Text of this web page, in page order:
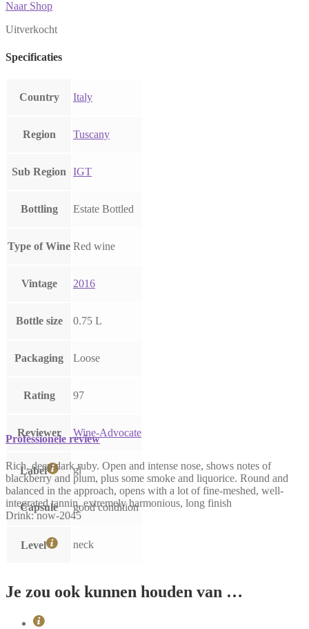
Naar Shop
Uitverkocht
Specificaties
Country Italy
Region Tuscany
Sub Region IGT
Bottling Estate Bottled
Type of Wine Red wine
Vintage 2016
Bottle size 0.75 L
Packaging Loose
Rating 97
Reviewer Wine-Advocate
Label gl
Capsule good condition
Level neck
Professionele review
Rich, deep dark ruby. Open and intense nose, shows notes of
blackberry and plum, plus some smoke and liquorice. Round and
balanced in the approach, opens with a lot of fine-meshed, well-
integrated tannin, extremely harmonious, long finish
Drink: now-2045
Je zou ook kunnen houden van …